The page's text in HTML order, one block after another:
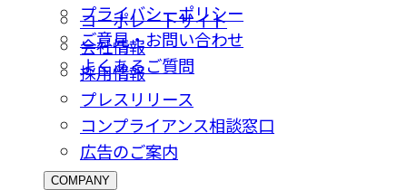
プライバシーポリシー
ご意⾒・お問い合わせ
よくあるご質問
コーポレートサイト
会社情報
採⽤情報
プレスリリース
コンプライアンス相談窓⼝
広告のご案内
COMPANY